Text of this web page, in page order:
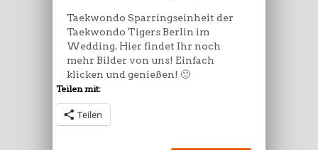
Taekwondo Sparringseinheit der
Taekwondo Tigers Berlin im
Wedding. Hier findet Ihr noch
mehr Bilder von uns! Einfach
klicken und genießen! 🙂
Teilen mit:
Teilen